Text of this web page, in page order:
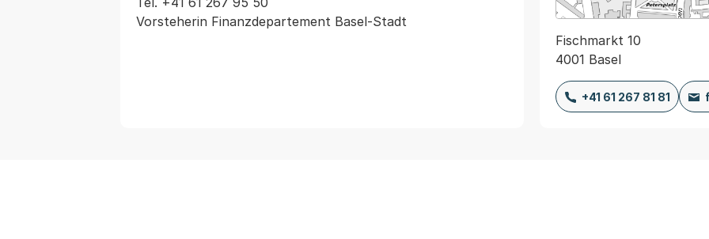
Vorsteherin Finanzdepartement Basel-Stadt
Fischmarkt 10
4001 Basel
+41 61 267 81 81